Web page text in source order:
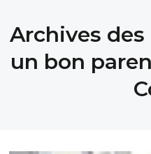
Archives
un bon